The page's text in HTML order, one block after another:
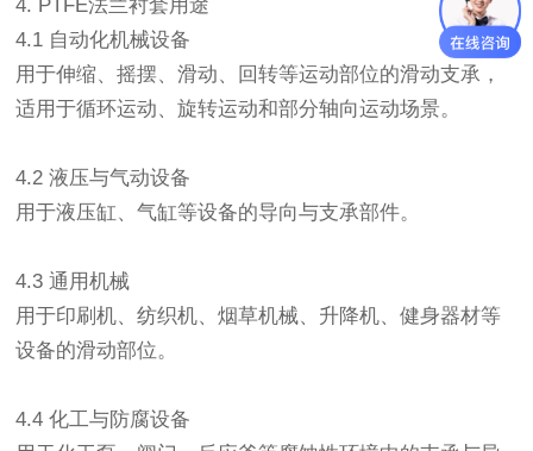
4. PTFE法兰衬套用途
4.1 自动化机械设备
用于伸缩、摇摆、滑动、回转等运动部位的滑动支承，
适用于循环运动、旋转运动和部分轴向运动场景。
4.2 液压与气动设备
用于液压缸、气缸等设备的导向与支承部件。
4.3 通用机械
用于印刷机、纺织机、烟草机械、升降机、健身器材等
设备的滑动部位。
4.4 化工与防腐设备